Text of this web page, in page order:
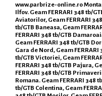
www.parbrize-online.ro
Ilfov. Geam FERRARI 348 tb/
Aviatorilor, Geam FERRARI
tb/GTB Baneasa, Geam
FERRARI 348 tb/GTB
Geam FERRARI 348 tb/GTB
Gara de Nord, Geam FERRARI
tb/GTB Victoriei, Geam
FERRARI 348 tb/GTB Pajura,
FERRARI 348 tb/GTB
Romana. Geam FERRARI 348
tb/GTB Colentina, Geam